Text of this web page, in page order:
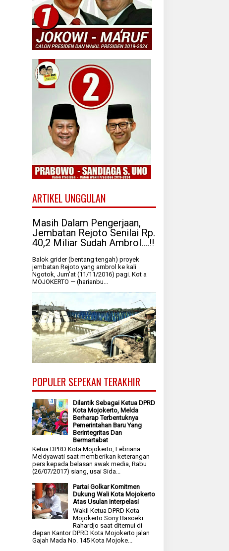
ARTIKEL UNGGULAN
Masih Dalam Pengerjaan,
Jembatan Rejoto Senilai Rp.
40,2 Miliar Sudah Ambrol....!!
Balok grider (bentang tengah) proyek
jembatan Rejoto yang ambrol ke kali
Ngotok, Jum'at (11/11/2016) pagi. Kot a
MOJOKERTO — (harianbu...
POPULER SEPEKAN TERAKHIR
Dilantik Sebagai Ketua DPRD
Kota Mojokerto, Melda
Berharap Terbentuknya
Pemerintahan Baru Yang
Berintegritas Dan
Bermartabat
Ketua DPRD Kota Mojokerto, Febriana
Meldyawati saat memberikan keterangan
pers kepada belasan awak media, Rabu
(26/07/2017) siang, usai Sida...
Partai Golkar Komitmen
Dukung Wali Kota Mojokerto
Atas Usulan Interpelasi
Wakil Ketua DPRD Kota
Mojokerto Sony Basoeki
Rahardjo saat ditemui di
depan Kantor DPRD Kota Mojokerto jalan
Gajah Mada No. 145 Kota Mojoke...